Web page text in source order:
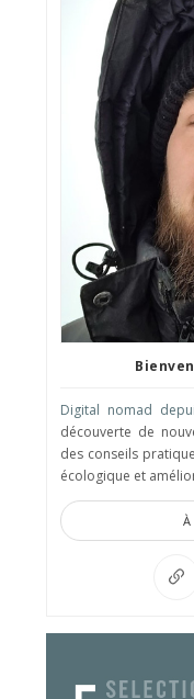
Digital nomad
découverte de
des conseils
écologique et